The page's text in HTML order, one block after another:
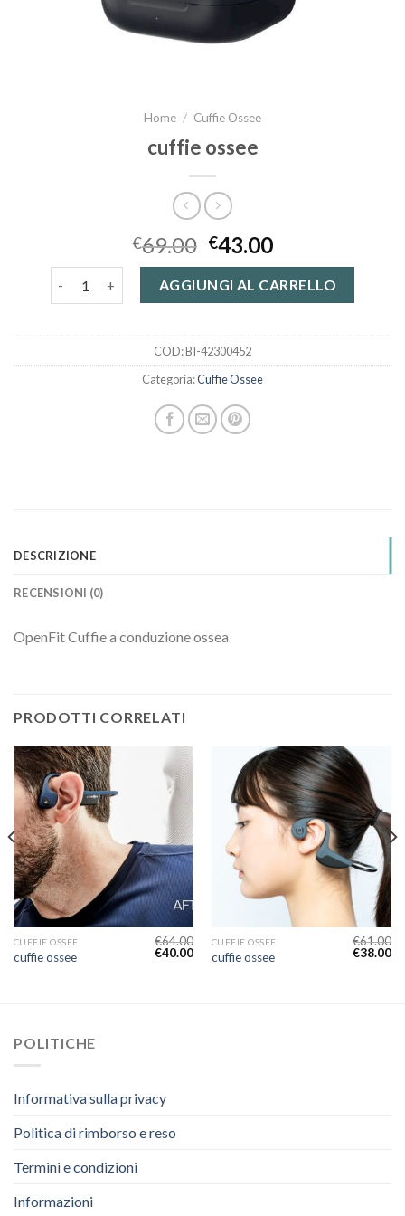
Home / Cuffie Ossee
cuffie ossee
€69.00 €43.00
cuffie ossee quantitàAGGIUNGI AL CARRELLO
COD:BI-42300452
Categoria:Cuffie Ossee
DESCRIZIONE
RECENSIONI (0)
OpenFit Cuffie a conduzione ossea
PRODOTTI CORRELATI
CUFFIE OSSEE
cuffie ossee
€64.00
€40.00
CUFFIE OSSEE
cuffie ossee
€61.00
€38.00
POLITICHE
Informativa sulla privacy
Politica di rimborso e reso
Termini e condizioni
Informazioni